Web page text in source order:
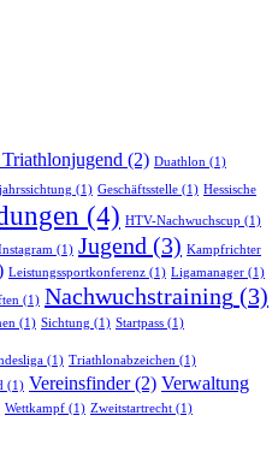
(2) Duathlon (1)
(1) Geschäftsstelle (1) Hessische
(4) HTV-Nachwuchscup (1)
(1) Jugend (3) Kampfrichter
Leistungssportkonferenz (1) Ligamanager (1)
(1) Nachwuchstraining (3)
(1) Sichtung (1) Startpass (1)
(1) Triathlonabzeichen (1)
(1) Vereinsfinder(2) Verwaltung
Wettkampf (1) Zweitstartrecht (1)